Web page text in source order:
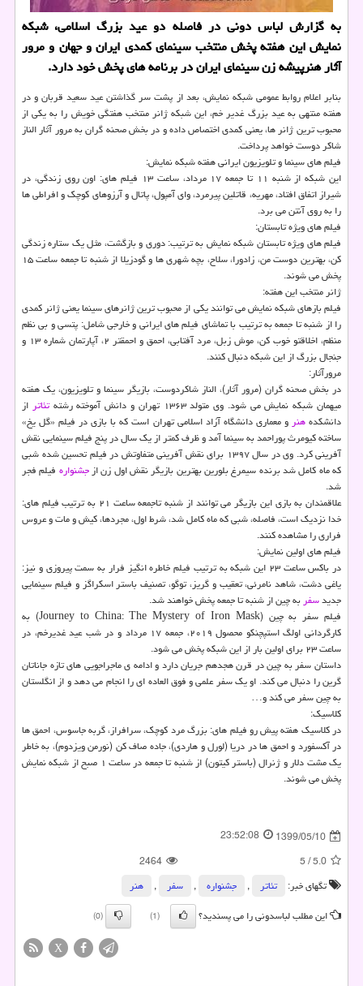
به گزارش لباس دونی در فاصله دو عید بزرگ اسلامی، شبكه
نمایش این هفته پخش منتخب سینمای كمدی ایران و جهان و مرور
آثار هنرپیشه زن سینمای ایران در برنامه های پخش خود دارد.
بنابر اعلام روابط عمومی شبکه نمایش، بعد از پشت سر گذاشتن عید سعید قربان و در
هفته منتهی به عید بزرگ غدیر خم، این شبکه ژانر منتخب هفتگی خویش را به یکی از
محبوب ترین ژانر ها، یعنی کمدی اختصاص داده و در بخش صحنه گران به مرور آثار الناز
شاکر دوست خواهد پرداخت.
فیلم های سینما و تلویزیون ایرانی هفته شبکه نمایش:
این شبکه از شنبه ۱۱ تا جمعه ۱۷ مرداد، ساعت ۱۳ فیلم های: اون روی زندگی، در
شیراز اتفاق افتاد، مهریه، قاتلین پیرمرد، وای آمپول، پاتال و آرزوهای کوچک و افراطی ها
را به روی آنتن می برد.
فیلم های ویژه تابستان:
فیلم های ویژه تابستان شبکه نمایش به ترتیب: دوری و بازگشت، مثل یک ستاره زندگی
کن، بهترین دوست من، زادورا، سلاح، بچه شهری ها و گودزیلا از شنبه تا جمعه ساعت ۱۵
پخش می شوند.
ژانر منتخب این هفته:
فیلم بازهای شبکه نمایش می توانند یکی از محبوب ترین ژانرهای سینما یعنی ژانر کمدی
را از شنبه تا جمعه به ترتیب با تماشای فیلم های ایرانی و خارجی شامل: پتسی و بی نظم
منظم، اخلاقتو خوب کن، موش زبل، مرد آفتابی، احمق و احمقتر ۲، آپارتمان شماره ۱۳ و
جنجال بزرگ از این شبکه دنبال کنند.
مرورآثار:
در بخش صحنه گران (مرور آثار)، الناز شاکردوست، بازیگر سینما و تلویزیون، یک هفته
میهمان شبکه نمایش می شود. وی متولد ۱۳۶۳ تهران و دانش آموخته رشته
تئاتر از
دانشکدههنرو معماری دانشگاه آزاد اسلامی تهران است که با بازی در فیلم «گل یخ»
ساخته کیومرث پوراحمد به سینما آمد و ظرف کمتر از یک سال در پنج فیلم سینمایی نقش
آفرینی کرد. وی در سال ۱۳۹۷ برای نقش آفرینی متفاوتش در فیلم تحسین شده شبی
که ماه کامل شد برنده سیمرغ بلورین بهترین بازیگر نقش اول زن ازجشنواره فیلم فجر
شد.
علاقمندان به بازی این بازیگر می توانند از شنبه تاجمعه ساعت ۲۱ به ترتیب فیلم های:
خدا نزدیک است، فاصله، شبی که ماه کامل شد، شرط اول، مجردها، کیش و مات و عروس
فراری را مشاهده کنند.
فیلم های اولین نمایش:
در باکس ساعت ۲۳ این شبکه به ترتیب فیلم خاطره انگیز فرار به سمت پیروزی و نیز:
یاغی دشت، شاهد نامرئی، تعقیب و گریز، توگو، تصنیف باستر اسکراگز و فیلم سینمایی
جدیدسفربه چین از شنبه تا جمعه پخش خواهند شد.
فیلم سفر به چین (Journey to China: The Mystery of Iron Mask) به
کارگردانی اولگ استپچنکو محصول ۲۰۱۹، جمعه ۱۷ مرداد و در شب عید غدیرخم، در
ساعت ۲۳ برای اولین بار از این شبکه پخش می شود.
داستان سفر به چین در قرن هجدهم جریان دارد و ادامه ی ماجراجویی های تازه جاناتان
گرین را دنبال می کند. او یک سفر علمی و فوق العاده ای را انجام می دهد و از انگلستان
به چین سفر می کند و…
کلاسیک:
در کلاسیک هفته پیش رو فیلم های: بزرگ مرد کوچک، سرافراز، گربه جاسوس، احمق ها
در آکسفورد و احمق ها در دریا (لورل و هاردی)، جاده صاف کن (نورمن ویزدوم)، به خاطر
یک مشت دلار و ژنرال (باستر کیتون) از شنبه تا جمعه در ساعت ۱ صبح از شبکه نمایش
پخش می شوند.
1399/05/10
23:52:08
5.0
/
5
2464
تگهای خبر:
تئاتر , جشنواره , سفر ,
هنر
این مطلب لباسدونی را می پسندید؟
(1)
(0)
X